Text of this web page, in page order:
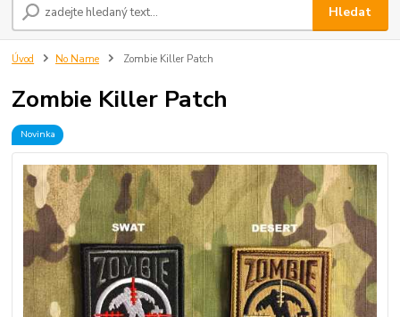
Hledat
Úvod No Name Zombie Killer Patch
Zombie Killer Patch
Novinka